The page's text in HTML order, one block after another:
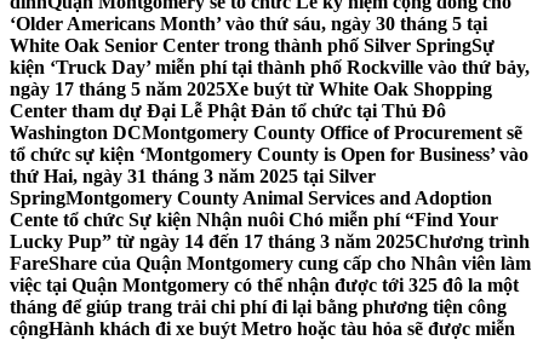
‘Older Americans Month’ vào thứ sáu, ngày 30 tháng 5 tại
White Oak Senior Center trong thành phố Silver SpringSự
kiện ‘Truck Day’ miễn phí tại thành phố Rockville vào thứ bảy,
ngày 17 tháng 5 năm 2025Xe buýt từ White Oak Shopping
Center tham dự Đại Lễ Phật Đản tổ chức tại Thủ Đô
Washington DCMontgomery County Office of Procurement sẽ
tổ chức sự kiện ‘Montgomery County is Open for Business’ vào
thứ Hai, ngày 31 tháng 3 năm 2025 tại Silver
SpringMontgomery County Animal Services and Adoption
Cente tổ chức Sự kiện Nhận nuôi Chó miễn phí “Find Your
Lucky Pup” từ ngày 14 đến 17 tháng 3 năm 2025Chương trình
FareShare của Quận Montgomery cung cấp cho Nhân viên làm
việc tại Quận Montgomery có thể nhận được tới 325 đô la một
tháng để giúp trang trải chi phí đi lại bằng phương tiện công
cộngHành khách đi xe buýt Metro hoặc tàu hỏa sẽ được miễn